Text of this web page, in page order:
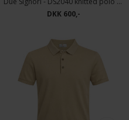
DKK 600,-